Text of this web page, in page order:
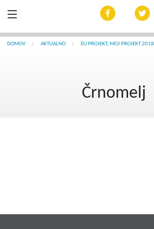
Aktualno
DOMOV AKTUALNO EU PROJEKT, MOJ PROJEKT 2018
Črnomelj